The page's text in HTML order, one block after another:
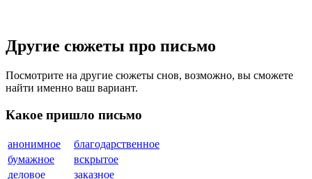
Другие сюжеты про письмо
Посмотрите на другие сюжеты снов, возможно, вы сможете
найти именно ваш вариант.
Какое пришло письмо
анонимное
благодарственное
бумажное
вскрытое
деловое
заказное